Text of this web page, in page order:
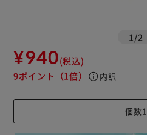
1 /2
¥940(税込)
9ポイント （1倍） info 内訳